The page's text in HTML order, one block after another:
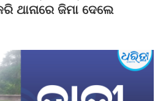
ଥାନାରେ ଜିମା ଦେଲେ